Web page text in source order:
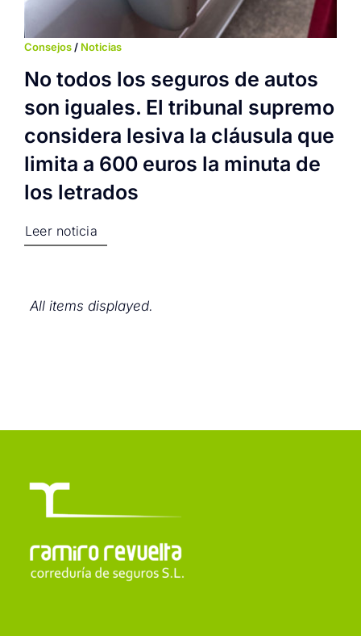
Consejos/ Noticias
No todos los seguros de autos
son iguales. El tribunal supremo
considera lesiva la cláusula que
limita a 600 euros la minuta de
los letrados
Leer noticia